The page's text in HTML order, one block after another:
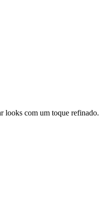
looks com um toque refinado.